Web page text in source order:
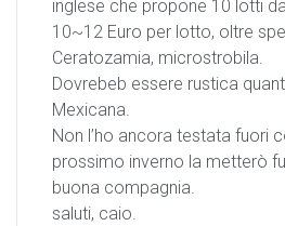
inglese che propone 10 lotti
10~12 Euro per lotto, oltre
Ceratozamia, microstrobila.
Dovrebeb essere rustica
Mexicana.
Non l’ho ancora testata fuori
prossimo inverno la metterò
buona compagnia.
saluti, caio.